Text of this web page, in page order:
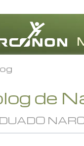
de